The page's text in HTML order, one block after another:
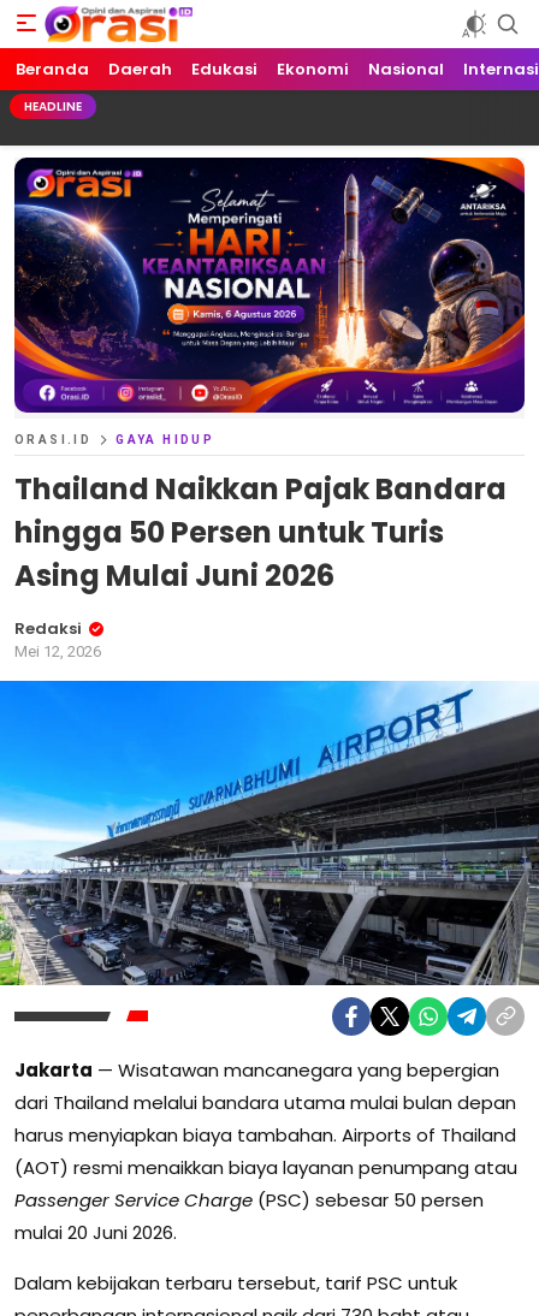
Orasi.ID
Opini dan Aspirasi!
Beranda Daerah Edukasi Ekonomi Nasional
HEADLINE
ORASI.ID GAYA HIDUP
Thailand Naikkan Pajak Bandara
hingga 50 Persen untuk Turis
Asing Mulai Juni 2026
Redaksi
Mei 12, 2026
Jakarta — Wisatawan mancanegara yang bepergian
dari Thailand melalui bandara utama mulai bulan depan
harus menyiapkan biaya tambahan. Airports of Thailand
(AOT) resmi menaikkan biaya layanan penumpang atau
Passenger Service Charge (PSC) sebesar 50 persen
mulai 20 Juni 2026.
Dalam kebijakan terbaru tersebut, tarif PSC untuk